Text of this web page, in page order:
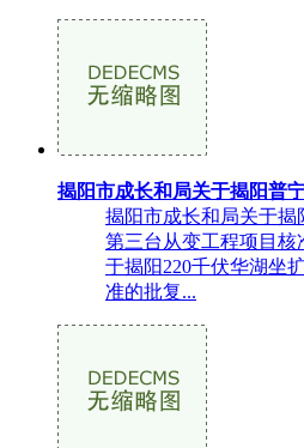
揭阳市成长和局关于揭阳普
揭阳市成长和局关于揭
第三台从变工程项目核
于揭阳220千伏华湖坐
准的批复...